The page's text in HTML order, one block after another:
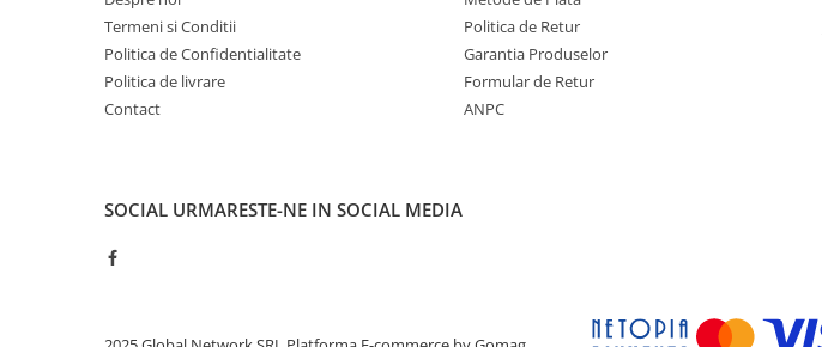
Termeni si Conditii
Politica de Confidentialitate
Politica de livrare
Contact
Politica de Retur
Garantia Produselor
Formular de Retur
ANPC
SOCIAL URMARESTE-NE IN SOCIAL MEDIA